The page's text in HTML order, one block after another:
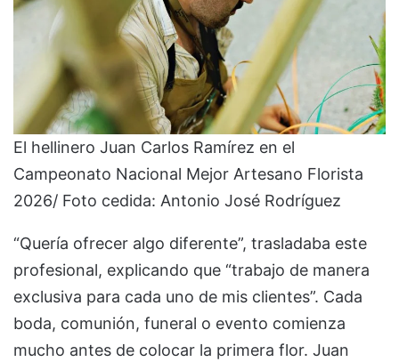
El hellinero Juan Carlos Ramírez en el
Campeonato Nacional Mejor Artesano Florista
2026/ Foto cedida: Antonio José Rodríguez
“Quería ofrecer algo diferente”, trasladaba este
profesional, explicando que “trabajo de manera
exclusiva para cada uno de mis clientes”. Cada
boda, comunión, funeral o evento comienza
mucho antes de colocar la primera flor. Juan